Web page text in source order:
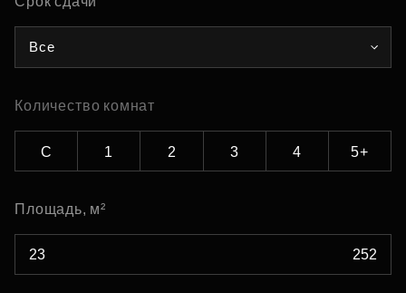
Все
Количество комнат
С 1 2 3 4 5+
Площадь, м²